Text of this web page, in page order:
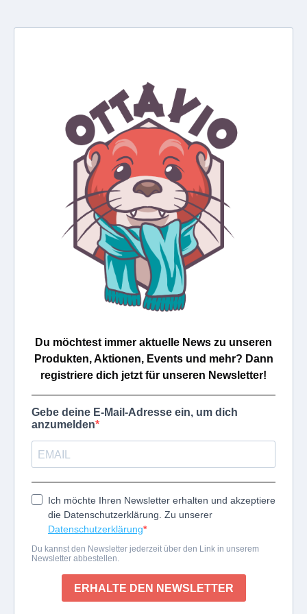
Du möchtest immer aktuelle News zu unseren
Produkten, Aktionen, Events und mehr? Dann
registriere dich jetzt für unseren Newsletter!
Gebe deine E-Mail-Adresse ein, um dich
anzumelden
Ich möchte Ihren Newsletter erhalten und akzeptiere
die Datenschutzerklärung. Zu unserer
Datenschutzerklärung
Du kannst den Newsletter jederzeit über den Link in unserem
Newsletter abbestellen.
ERHALTE DEN NEWSLETTER